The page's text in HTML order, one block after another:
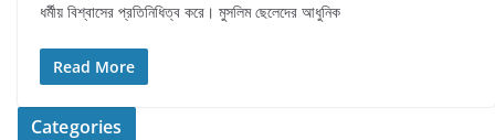
ধর্মীয় বিশ্বাসের প্রতিনিধিত্ব করে। মুসলিম ছেলেদের আধুনিক
Read More
Categories